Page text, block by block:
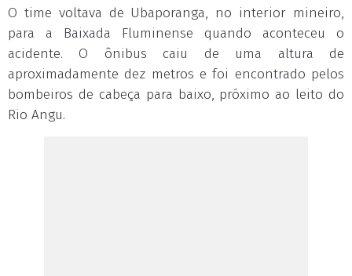
O time voltava de Ubaporanga, no interior mineiro,
para a Baixada Fluminense quando aconteceu o
acidente. O ônibus caiu de uma altura de
aproximadamente dez metros e foi encontrado pelos
bombeiros de cabeça para baixo, próximo ao leito do
Rio Angu.